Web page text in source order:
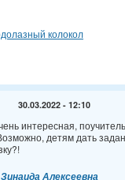
колокол
30.03.2022 - 12:10
интересная,
детям дать
Алексеевна